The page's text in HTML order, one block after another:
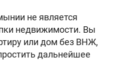
не является
недвижимости. Вы
или дом без ВНЖ,
дальнейшее